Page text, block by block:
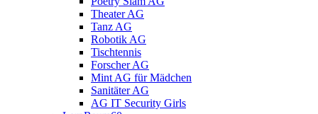
Theater AG
Tanz AG
Robotik AG
Tischtennis
Forscher AG
Mint AG für Mädchen
Sanitäter AG
AG IT Security Girls